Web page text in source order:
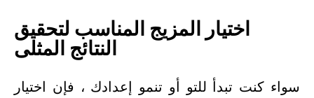
اختيار المزيج المناسب لتحقيق
النتائج المثلى
سواء كنت تبدأ للتو أو تنمو إعدادك ، فإن اختيار